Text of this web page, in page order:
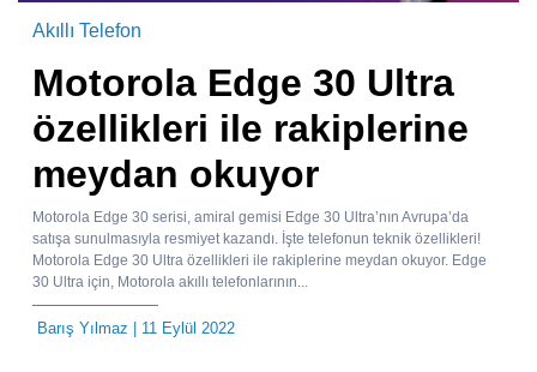
Akıllı Telefon
Motorola Edge 30 Ultra
özellikleri ile rakiplerine
meydan okuyor
Motorola Edge 30 serisi, amiral gemisi Edge 30 Ultra’nın Avrupa’da
satışa sunulmasıyla resmiyet kazandı. İşte telefonun teknik özellikleri!
Motorola Edge 30 Ultra özellikleri ile rakiplerine meydan okuyor. Edge
30 Ultra için, Motorola akıllı telefonlarının...
Barış Yılmaz | 11 Eylül 2022